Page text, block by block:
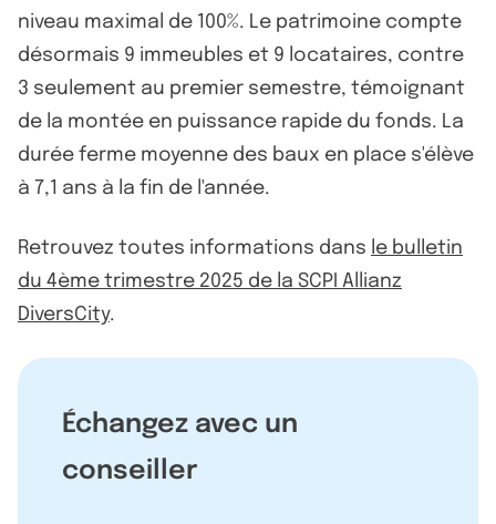
niveau maximal de 100%. Le patrimoine compte
désormais 9 immeubles et 9 locataires, contre
3 seulement au premier semestre, témoignant
de la montée en puissance rapide du fonds. La
durée ferme moyenne des baux en place s'élève
à 7,1 ans à la fin de l'année.
Retrouvez toutes informations dans le bulletin
du 4ème trimestre 2025 de la SCPI Allianz
DiversCity.
Échangez avec un
conseiller